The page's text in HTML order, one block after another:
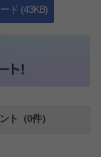
ド (43KB)
ト（0件）